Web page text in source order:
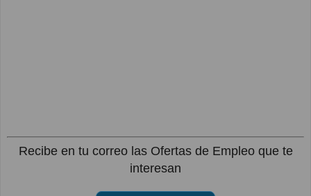
Recibe en tu correo las Ofertas de Empleo que te
interesan